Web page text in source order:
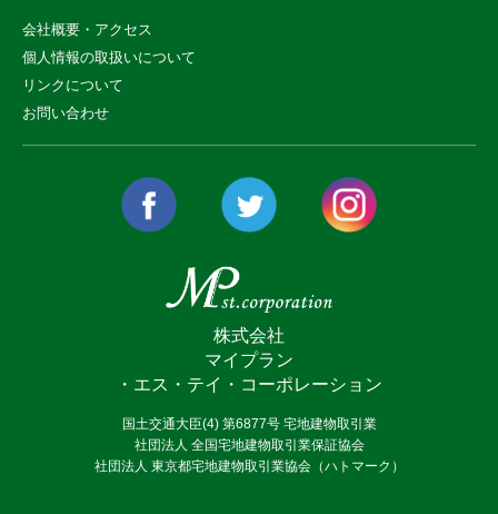
会社概要・アクセス
個人情報の取扱いについて
リンクについて
お問い合わせ
株式会社
マイプラン
・エス・テイ・コーポレーション
国土交通大臣(4) 第6877号 宅地建物取引業
社団法人 全国宅地建物取引業保証協会
社団法人 東京都宅地建物取引業協会（ハトマーク）